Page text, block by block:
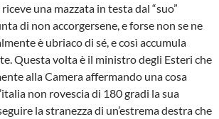
una mazzata in testa dal “suo”
di non accorgersene, e forse non se ne
è ubriaco di sé, e così accumula
Questa volta è il ministro degli Esteri che
alla Camera affermando una cosa
non rovescia di 180 gradi la sua
la stranezza di un’estrema destra che